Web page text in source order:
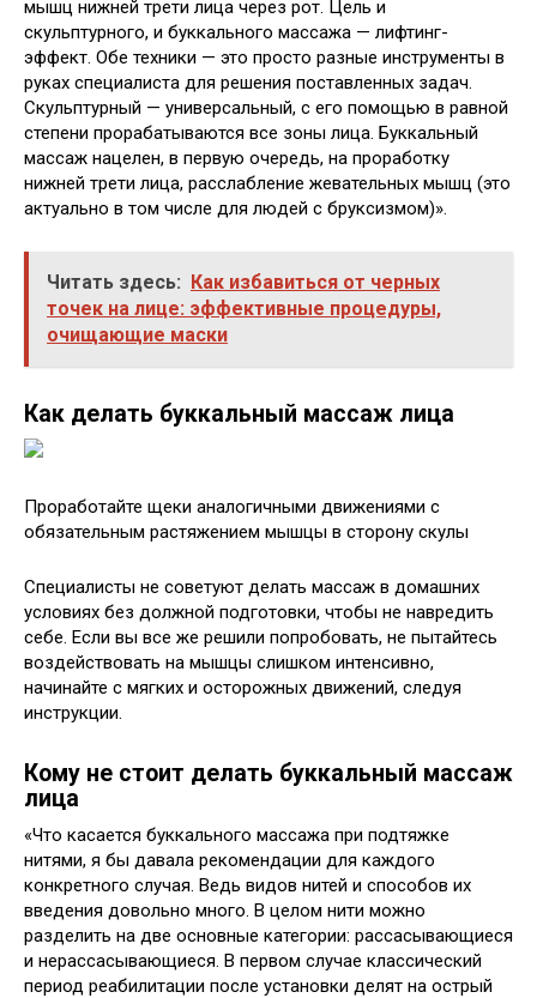
мышц нижней трети лица через рот. Цель и
скульптурного, и буккального массажа — лифтинг-
эффект. Обе техники — это просто разные инструменты в
руках специалиста для решения поставленных задач.
Скульптурный — универсальный, с его помощью в равной
степени прорабатываются все зоны лица. Буккальный
массаж нацелен, в первую очередь, на проработку
нижней трети лица, расслабление жевательных мышц (это
актуально в том числе для людей с бруксизмом)».
Читать здесь: Как избавиться от черных
точек на лице: эффективные процедуры,
очищающие маски
Как делать буккальный массаж лица
Проработайте щеки аналогичными движениями с
обязательным растяжением мышцы в сторону скулы
Специалисты не советуют делать массаж в домашних
условиях без должной подготовки, чтобы не навредить
себе. Если вы все же решили попробовать, не пытайтесь
воздействовать на мышцы слишком интенсивно,
начинайте с мягких и осторожных движений, следуя
инструкции.
Кому не стоит делать буккальный массаж
лица
«Что касается буккального массажа при подтяжке
нитями, я бы давала рекомендации для каждого
конкретного случая. Ведь видов нитей и способов их
введения довольно много. В целом нити можно
разделить на две основные категории: рассасывающиеся
и нерассасывающиеся. В первом случае классический
период реабилитации после установки делят на острый